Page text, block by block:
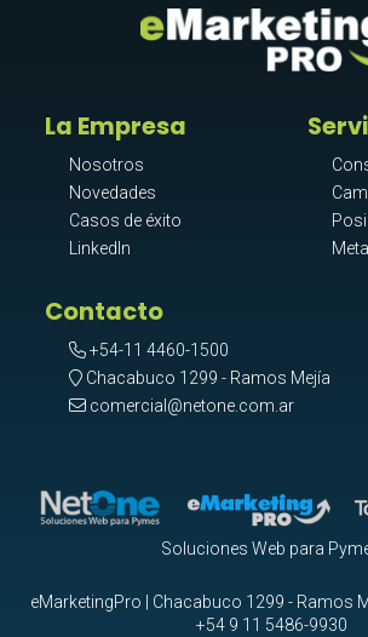
La Empresa
Nosotros
Novedades
Casos de éxito
LinkedIn
Contacto
+54-11 4460-1500
Chacabuco 1299 - Ramos Mejía
comercial@netone.com.ar
Soluciones Web para
eMarketingPro | Chacabuco 1299 - Ramos
+54 9 11 5486-9930